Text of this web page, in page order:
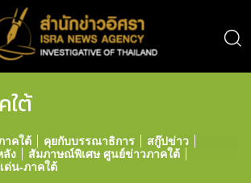
ใต้
าคใต้ คุยกับบรรณาธิการ
สกู๊ปข่าว
ลัง
สัมภาษณ์พิเศษ ศูนย์ข่าวภาคใต้
เด่น-ภาคใต้